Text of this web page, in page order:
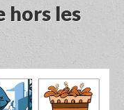
hors les